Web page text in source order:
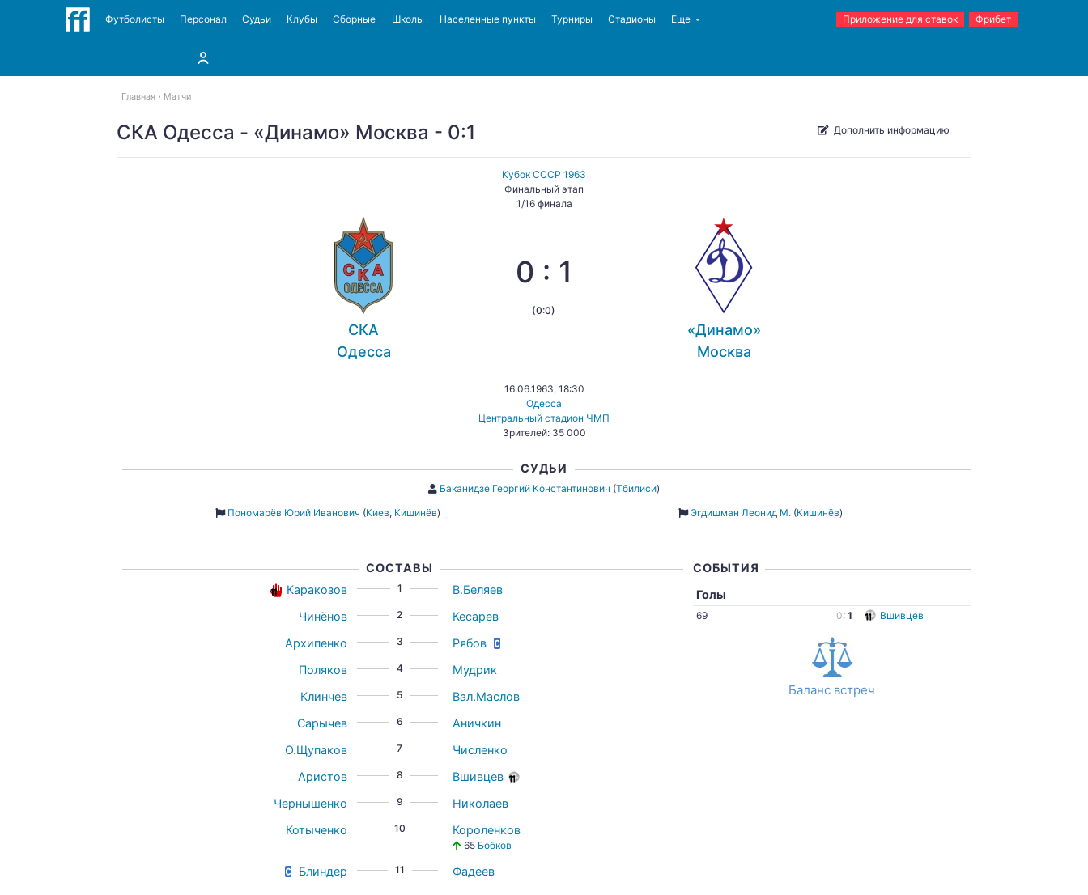
Футболисты Персонал Судьи Клубы Сборные Школы Населенные пункты Турниры Стадионы Еще Приложение для ставок Фрибет
Главная Матчи
СКА Одесса - «Динамо» Москва - 0:1 Дополнить информацию
Кубок СССР 1963
Финальный этап
1/16 финала
СКА
Одесса
0 : 1
(0:0)
«Динамо»
Москва
16.06.1963, 18:30
Одесса
Центральный стадион ЧМП
Зрителей: 35 000
СУДЬИ
Баканидзе Георгий Константинович (Тбилиси)
Пономарёв Юрий Иванович (Киев, Кишинёв) Эгдишман Леонид М.(Кишинёв)
СОСТАВЫ
Каракозов
1
В.Беляев
Чинёнов
2
Кесарев
Архипенко
3
Рябов
Поляков
4
Мудрик
Клинчев
5
Вал.Маслов
Сарычев
6
Аничкин
О.Щупаков
7
Численко
Аристов
8
Вшивцев
Чернышенко
9
Николаев
Котыченко
10 Короленков
65 Бобков
Блиндер 11 Фадеев
СОБЫТИЯ
Голы
69 0: 1 Вшивцев
Баланс встреч